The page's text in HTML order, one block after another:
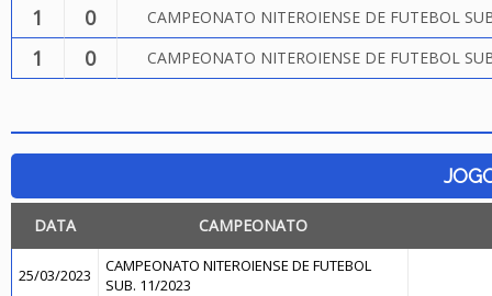
1 0 CAMPEONATO NITEROIENSE DE FUTEBOL
1 0 CAMPEONATO NITEROIENSE DE FUTEBOL
DATA CAMPEONATO
25/03/2023
CAMPEONATO NITEROIENSE DE FUTEBOL
SUB. 11/2023